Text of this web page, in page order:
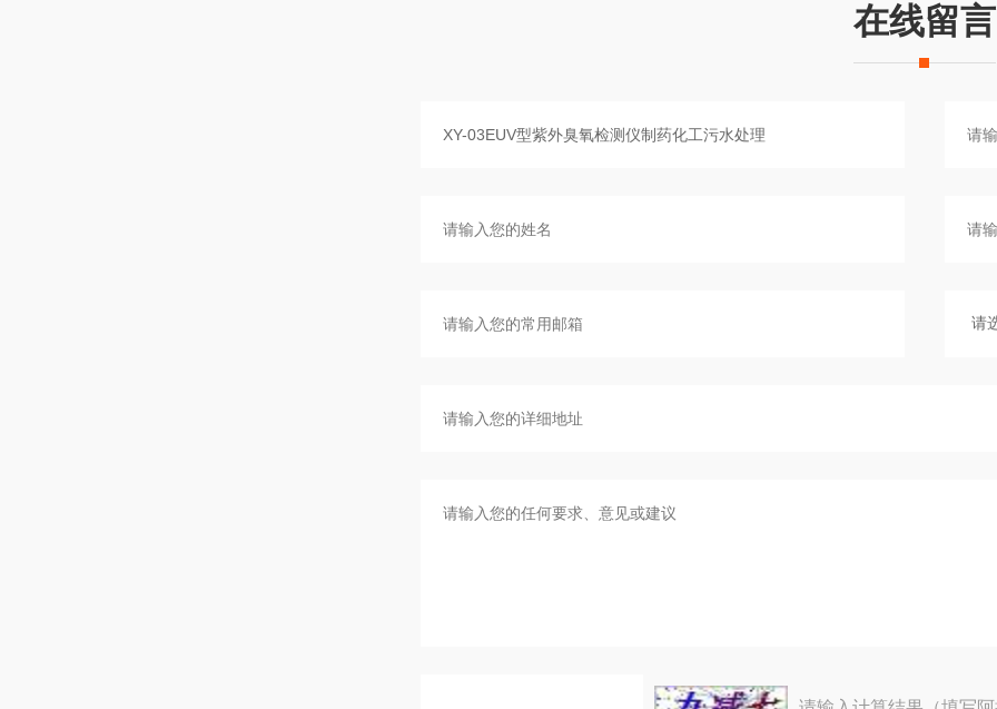
在线留言